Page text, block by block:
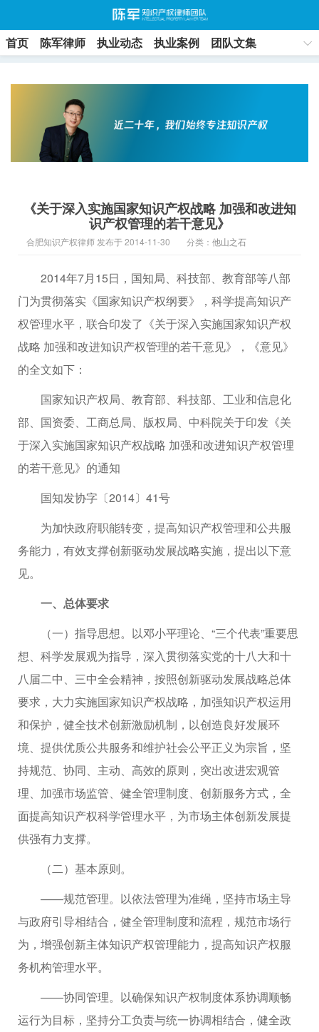
首页 陈军律师 执业动态 执业案例
团队文集
《关于深入实施国家知识产权战略 加强和改进知
识产权管理的若干意见》
合肥知识产权律师 发布于 2014-11-30 分类： 他山之石
2014年7月15日，国知局、科技部、教育部等八部
门为贯彻落实《国家知识产权纲要》，科学提高知识产
权管理水平，联合印发了《关于深入实施国家知识产权
战略 加强和改进知识产权管理的若干意见》，《意见》
的全文如下：
国家知识产权局、教育部、科技部、工业和信息化
部、国资委、工商总局、版权局、中科院关于印发《关
于深入实施国家知识产权战略 加强和改进知识产权管理
的若干意见》的通知
国知发协字〔2014〕41号
为加快政府职能转变，提高知识产权管理和公共服
务能力，有效支撑创新驱动发展战略实施，提出以下意
见。
一、总体要求
（一）指导思想。以邓小平理论、“三个代表”重要思
想、科学发展观为指导，深入贯彻落实党的十八大和十
八届二中、三中全会精神，按照创新驱动发展战略总体
要求，大力实施国家知识产权战略，加强知识产权运用
和保护，健全技术创新激励机制，以创造良好发展环
境、提供优质公共服务和维护社会公平正义为宗旨，坚
持规范、协同、主动、高效的原则，突出改进宏观管
理、加强市场监管、健全管理制度、创新服务方式，全
面提高知识产权科学管理水平，为市场主体创新发展提
供强有力支撑。
（二）基本原则。
——规范管理。以依法管理为准绳，坚持市场主导
与政府引导相结合，健全管理制度和流程，规范市场行
为，增强创新主体知识产权管理能力，提高知识产权服
务机构管理水平。
——协同管理。以确保知识产权制度体系协调顺畅
运行为目标，坚持分工负责与统一协调相结合，健全政